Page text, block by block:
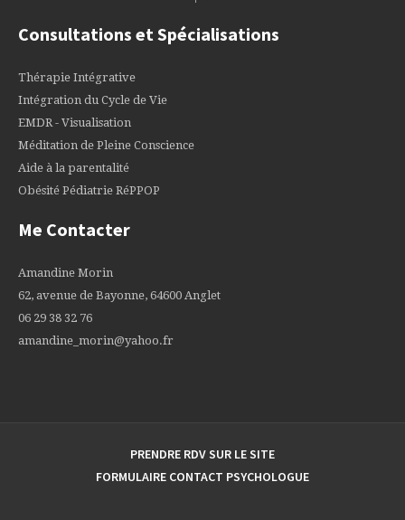
Consultations et Spécialisations
Thérapie Intégrative
Intégration du Cycle de Vie
EMDR - Visualisation
Méditation de Pleine Conscience
Aide à la parentalité
Obésité Pédiatrie RéPPOP
Me Contacter
Amandine Morin
62, avenue de Bayonne, 64600 Anglet
06 29 38 32 76
amandine_morin@yahoo.fr
PRENDRE RDV SUR LE SITE
FORMULAIRE CONTACT PSYCHOLOGUE